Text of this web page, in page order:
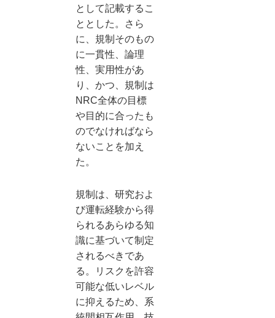
として記載するこ
ととした。さら
に、規制そのもの
に一貫性、論理
性、実用性があ
り、かつ、規制は
NRC全体の目標
や目的に合ったも
のでなければなら
ないことを加え
た。
規制は、研究およ
び運転経験から得
られるあらゆる知
識に基づいて制定
されるべきであ
る。リスクを許容
可能な低いレベル
に抑えるため、系